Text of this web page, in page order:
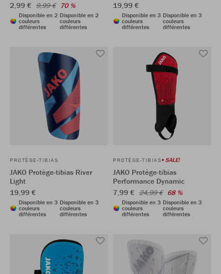
2,99 € 9,99 € 70 %
Disponible en 2
couleurs
différentes
Disponible en 2
couleurs
différentes
19,99 €
Disponible en 3
couleurs
différentes
Disponible en 3
couleurs
différentes
PROTÈGE-TIBIAS
JAKO Protège-tibias River
Light
19,99 €
Disponible en 3
couleurs
différentes
Disponible en 3
couleurs
différentes
PROTÈGE-TIBIAS SALE!
JAKO Protège-tibias
Performance Dynamic
7,99 € 24,99 € 68 %
Disponible en 3
couleurs
différentes
Disponible en 3
couleurs
différentes